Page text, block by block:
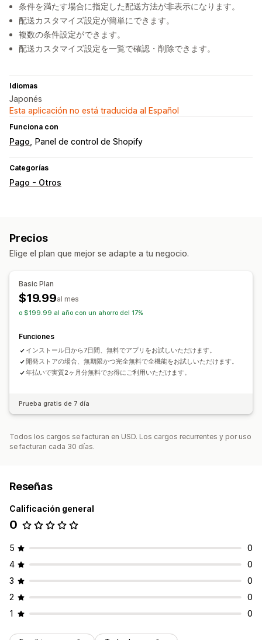
条件を満たす場合に指定した配送方法が非表示になります。
配送カスタマイズ設定が簡単にできます。
複数の条件設定ができます。
配送カスタマイズ設定を一覧で確認・削除できます。
Idiomas
Japonés
Esta aplicación no está traducida al Español
Funciona con
Pago Panel de control de Shopify
Categorías
Pago - Otros
Precios
Elige el plan que mejor se adapte a tu negocio.
Basic Plan
$19.99al mes
o $199.99 al año con un ahorro del 17%
Funciones
インストール日から7日間、無料でアプリをお試しいただけます。
開発ストアの場合、無期限かつ完全無料で全機能をお試しいただけます。
年払いで実質2ヶ月分無料でお得にご利用いただけます。
Prueba gratis de 7 día
Todos los cargos se facturan en USD. Los cargos recurrentes y por uso
se facturan cada 30 días.
Reseñas
Calificación general
0
5
0
4
0
3
0
2
0
1
0